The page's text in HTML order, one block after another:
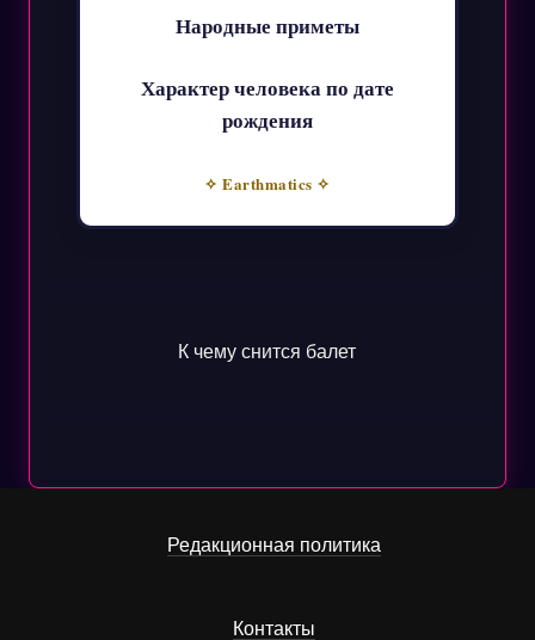
Народные приметы
Характер человека по дате
рождения
✧ Earthmatics ✧
К чему снится балет
Редакционная политика
Контакты